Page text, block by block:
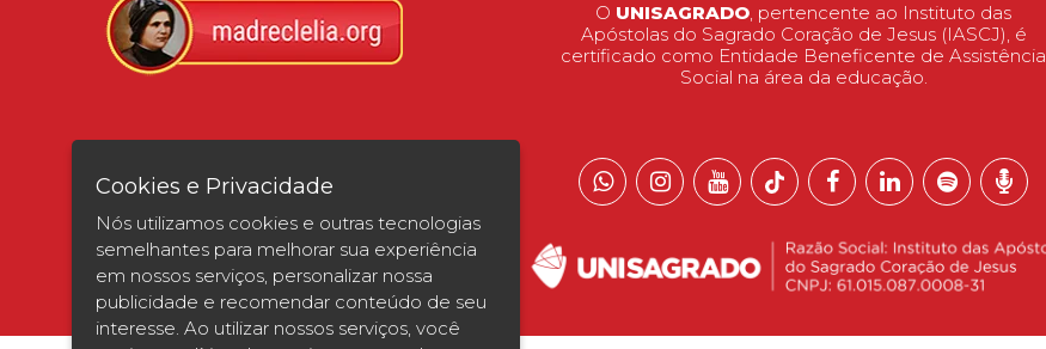
Verificada por
O UNISAGRADO, pertencente ao Instituto das
Apóstolas do Sagrado Coração de Jesus (IASCJ), é
certificado como Entidade Beneficente de Assistência
Social na área da educação.
Cookies e Privacidade
Nós utilizamos cookies e outras tecnologias
semelhantes para melhorar sua experiência
em nossos serviços, personalizar nossa
publicidade e recomendar conteúdo de seu
interesse. Ao utilizar nossos serviços, você